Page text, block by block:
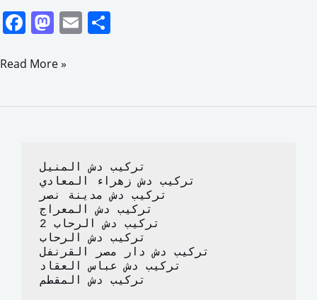
F
c
b
M
st
d
n
E
Read More »
تركيب دش المنيل
تركيب دش زهراء المعادي
تركيب دش مدينة نصر
تركيب دش الرحاب 2
تركيب دش الرحاب
تركيب دش دار مصر القرنفل
تركيب دش عباس العقاد
تركيب دش المقطم